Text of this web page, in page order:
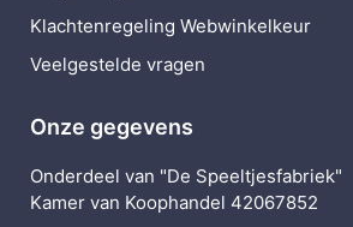
Klachtenregeling Webwinkelkeur
Veelgestelde vragen
Onze gegevens
Onderdeel van "De Speeltjesfabriek"
Kamer van Koophandel 42067852